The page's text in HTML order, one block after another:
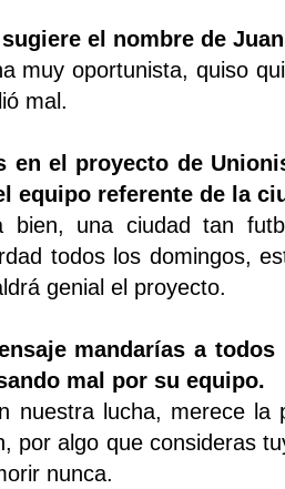
el nombre de
muy oportunista, quiso
mal.
en el proyecto de
equipo referente de la
bien, una ciudad tan
todos los domingos,
genial el proyecto.
mandarías a
mal por su equipo.
nuestra lucha, merece la
por algo que consideras
nunca.